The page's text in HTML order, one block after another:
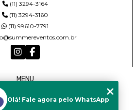
(11) 3294-3164
(11) 3294-3160
(11) 99610-7791
MENU
QUEM SOMOS
Olá! Fale agora pelo WhatsApp